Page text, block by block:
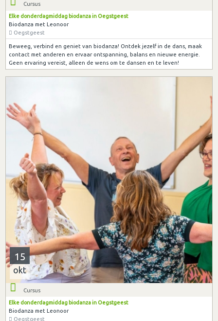
Cursus
Elke donderdagmiddag biodanza in Oegstgeest
Biodanza met Leonoor
Oegstgeest
Beweeg, verbind en geniet van biodanza! Ontdek jezelf in de dans, maak
contact met anderen en ervaar ontspanning, balans en nieuwe energie.
Geen ervaring vereist, alleen de wens om te dansen en te leven!
15
okt
Cursus
Elke donderdagmiddag biodanza in Oegstgeest
Biodanza met Leonoor
Oegstgeest